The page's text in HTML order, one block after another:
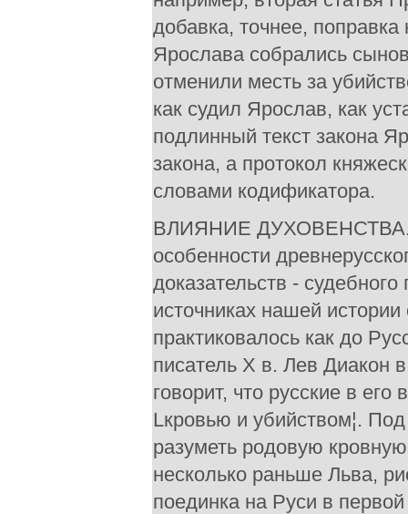
добавка, точнее,
Ярослава собрались
отменили месть за
как судил Ярослав, как
подлинный текст закона
закона, а протокол
словами кодификатора.
ВЛИЯНИЕ ДУХОВЕНСТВА.
особенности
доказательств -
источниках нашей
практиковалось как до
писатель Х в. Лев Диакон
говорит, что русские в
Lкровью и убийством¦.
разуметь родовую
несколько раньше Льва,
поединка на Руси в